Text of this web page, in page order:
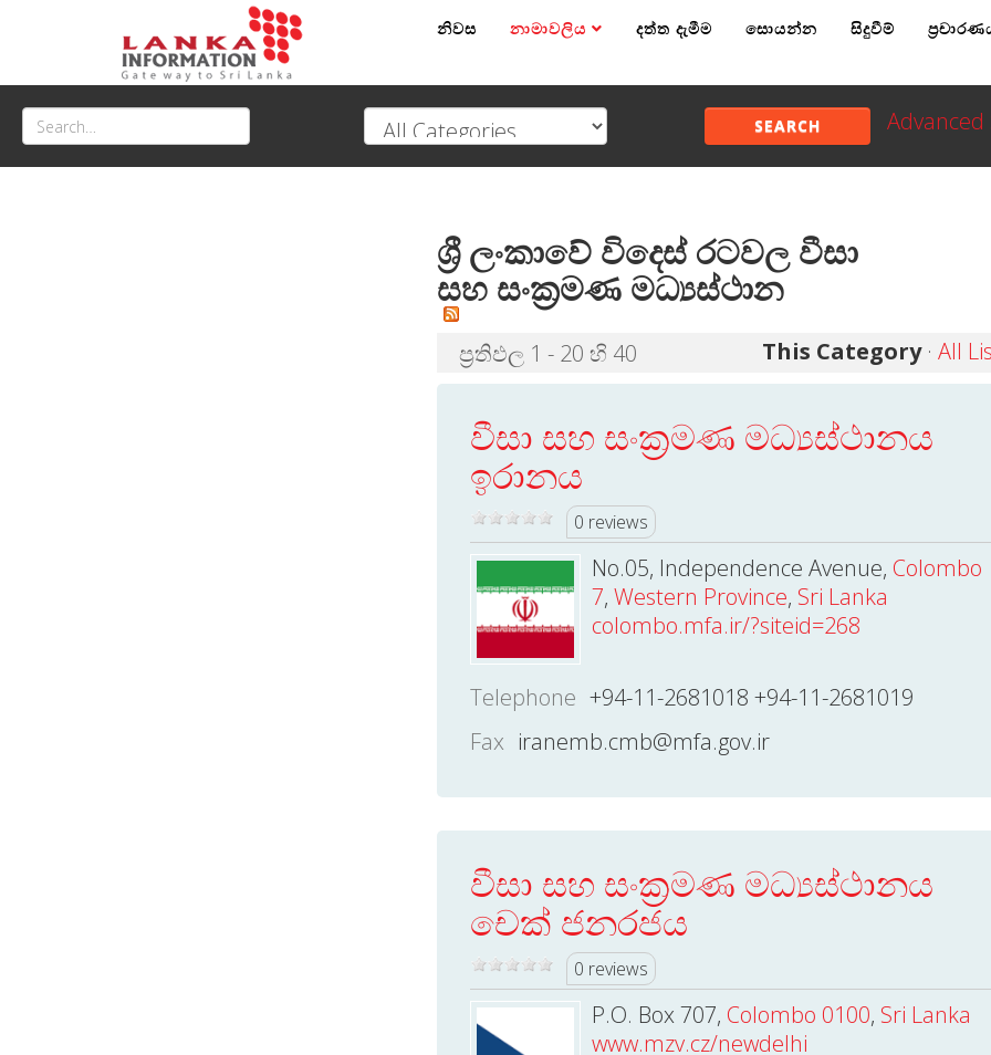
නිවස නාමාවලිය දත්ත දැමීම සොයන්න සිදුවීම්
SEARCH Advanced
ශ්‍රී ලංකාවේ විදෙස් රටවල වීසා
සහ සංක්‍රමණ මධ්‍යස්ථාන
ප්‍රතිඵල 1 - 20 හි 40 This Category· All
වීසා සහ සංක්‍රමණ මධ්‍යස්ථානය
ඉරානය
0 reviews
No.05, Independence Avenue, Colombo
7, Western Province, Sri Lanka
colombo.mfa.ir/?siteid=268
Telephone +94-11-2681018 +94-11-2681019
Fax iranemb.cmb@mfa.gov.ir
වීසා සහ සංක්‍රමණ මධ්‍යස්ථානය
චෙක් ජනරජය
0 reviews
P.O. Box 707, Colombo 0100, Sri Lanka
www.mzv.cz/newdelhi